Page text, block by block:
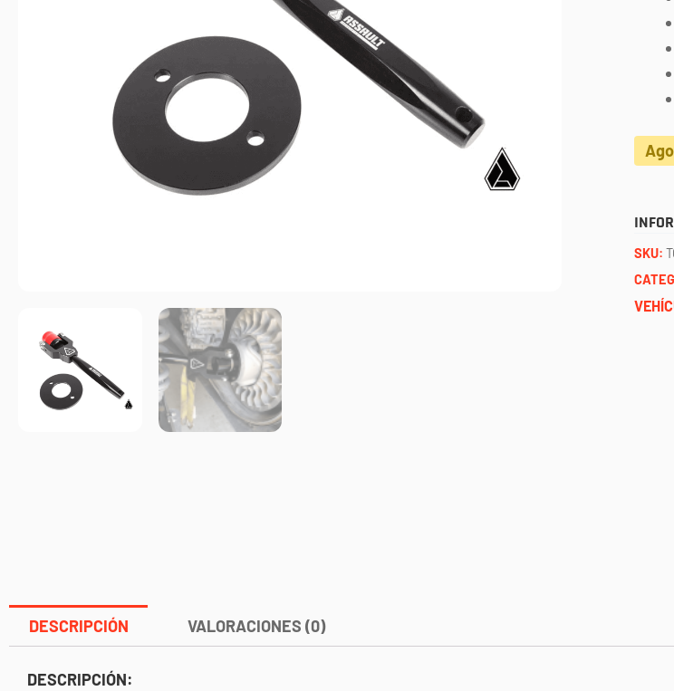
SKU:
DESCRIPCIÓN VALORACIONES (0)
DESCRIPCIÓN: